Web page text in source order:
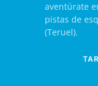
aventúrate
pistas de
(Teruel).